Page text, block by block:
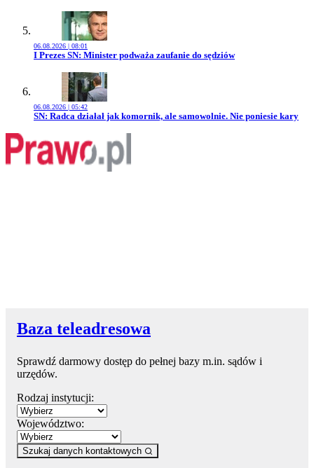
06.08.2026 | 08:01
Przejdź do artykułu:
I Prezes SN: Minister podważa zaufanie do sędziów
06.08.2026 | 05:42
Przejdź do artykułu:
SN: Radca działał jak komornik, ale samowolnie. Nie poniesie kary
Baza teleadresowa
Sprawdź darmowy dostęp do pełnej bazy m.in. sądów i
urzędów.
Rodzaj instytucji:
Województwo:
Szukaj danych kontaktowych